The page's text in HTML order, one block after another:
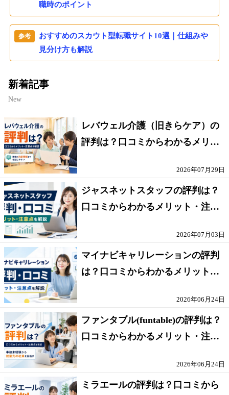
職時のポイント
おすすめのスカウト型転職サイト10選｜仕組みや
見分け方も解説
新着記事
New
レバウェル介護（旧きらケア）の
評判は？口コミからわかるメリッ
2026年07月29日
ジャスネットスタッフの評判は？
口コミからわかるメリット・注意
2026年07月03日
マイナビキャリレーションの評判
は？口コミからわかるメリット・
2026年06月24日
ファンタブル(funtable)の評判は？
口コミからわかるメリット・注意
2026年06月24日
ミラエールの評判は？口コミから